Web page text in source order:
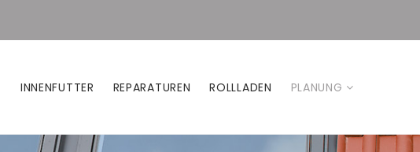
INNENFUTTER REPARATUREN ROLLLADEN PLANUNG